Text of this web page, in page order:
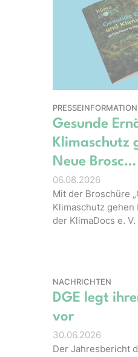
PRESSEINFORMATION
Gesunde
Klimaschutz
Neue Brosc…
06.08.2026
Mit der Broschüre
Klimaschutz gehen
der KlimaDocs e.
NACHRICHTEN
DGE legt
vor
30.06.2026
Der Jahresbericht